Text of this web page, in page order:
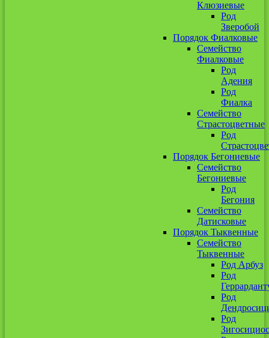
Клюзиевые
Род
Зверобой
Порядок Фиалковые
Семейство
Фиалковые
Род
Адения
Род
Фиалка
Семейство
Страстоцветные
Род
Порядок Бегониевые
Семейство
Бегониевые
Род
Бегония
Семейство
Датисковые
Порядок Тыквенные
Семейство
Тыквенные
Род Арбуз
Род
Род
Род
Зигосициос